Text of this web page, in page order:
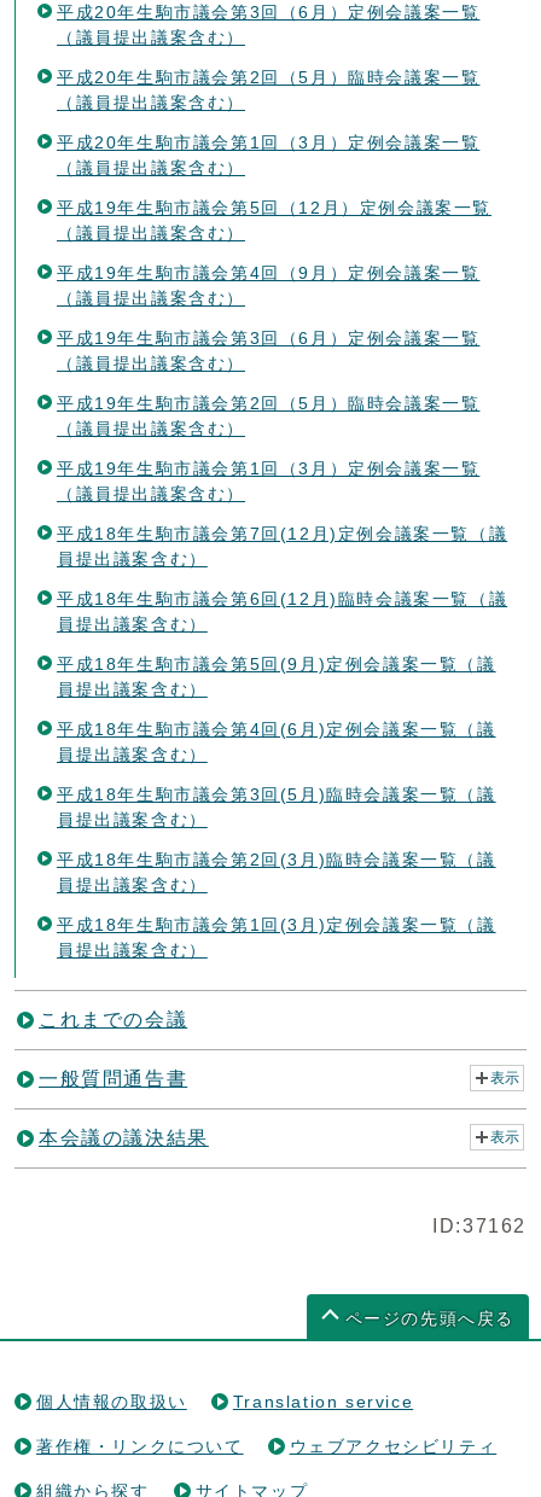
平成20年生駒市議会第3回（6月）定例会議案一覧
（議員提出議案含む）
平成20年生駒市議会第2回（5月）臨時会議案一覧
（議員提出議案含む）
平成20年生駒市議会第1回（3月）定例会議案一覧
（議員提出議案含む）
平成19年生駒市議会第5回（12月）定例会議案一覧
（議員提出議案含む）
平成19年生駒市議会第4回（9月）定例会議案一覧
（議員提出議案含む）
平成19年生駒市議会第3回（6月）定例会議案一覧
（議員提出議案含む）
平成19年生駒市議会第2回（5月）臨時会議案一覧
（議員提出議案含む）
平成19年生駒市議会第1回（3月）定例会議案一覧
（議員提出議案含む）
平成18年生駒市議会第7回(12月)定例会議案一覧（議
員提出議案含む）
平成18年生駒市議会第6回(12月)臨時会議案一覧（議
員提出議案含む）
平成18年生駒市議会第5回(9月)定例会議案一覧（議
員提出議案含む）
平成18年生駒市議会第4回(6月)定例会議案一覧（議
員提出議案含む）
平成18年生駒市議会第3回(5月)臨時会議案一覧（議
員提出議案含む）
平成18年生駒市議会第2回(3月)臨時会議案一覧（議
員提出議案含む）
平成18年生駒市議会第1回(3月)定例会議案一覧（議
員提出議案含む）
これまでの会議
一般質問通告書 表示
本会議の議決結果 表示
ID:37162
ページの先頭へ戻る
個人情報の取扱い Translation service
著作権・リンクについて ウェブアクセシビリティ
組織から探す サイトマップ